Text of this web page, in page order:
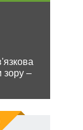
зору –